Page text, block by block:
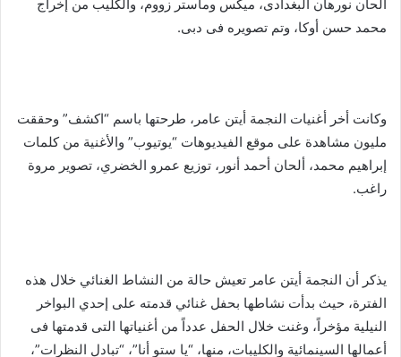
الحان نورهان البغدادى، ميكس وماستر زووم، والكليب من إخراج
محمد حسن أوكا، وتم تصويره فى دبى.
وكانت أخر أغنيات النجمة أيتن عامر، طرحتها باسم “اكشف” وحققت
مليون مشاهدة على موقع الفيديوهات “يوتيوب” والأغنية من كلمات
إبراهيم محمد، ألحان أحمد أنور، توزيع عمرو الخضري، تصوير مروة
راغب.
يذكر أن النجمة أيتن عامر تعيش حالة من النشاط الغنائي خلال هذه
الفترة، حيث بدأت نشاطها بحفل غنائي قدمته على إحدي البواخر
النيلية مؤخراً، وغنت خلال الحفل عدداً من أغنياتها التى قدمتها فى
أعمالها السينمائية والكليبات، منها، “يا ستو أنا”، “تبادل النظرات”،